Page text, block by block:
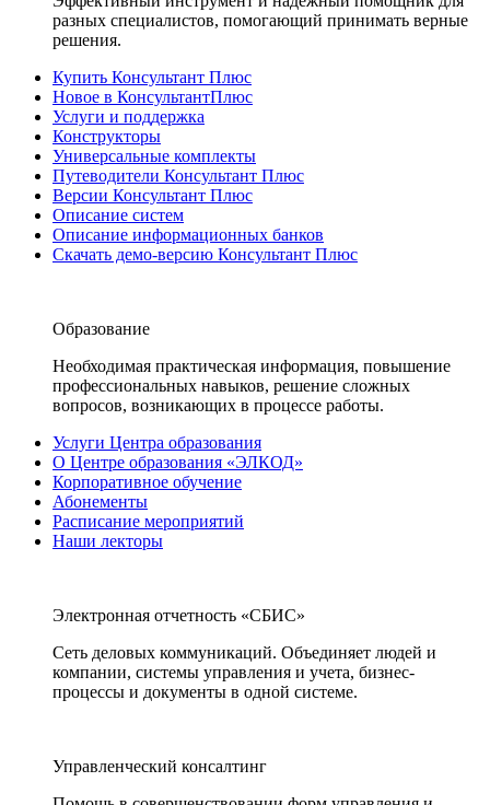
разных специалистов, помогающий принимать верные
решения.
Купить Консультант Плюс
Новое в КонсультантПлюс
Услуги и поддержка
Конструкторы
Универсальные комплекты
Путеводители Консультант Плюс
Версии Консультант Плюс
Описание систем
Описание информационных банков
Скачать демо-версию Консультант Плюс
Образование
Необходимая практическая информация, повышение
профессиональных навыков, решение сложных
вопросов, возникающих в процессе работы.
Услуги Центра образования
О Центре образования «ЭЛКОД»
Корпоративное обучение
Абонементы
Расписание мероприятий
Наши лекторы
Электронная отчетность «СБИС»
Сеть деловых коммуникаций. Объединяет людей и
компании, системы управления и учета, бизнес-
процессы и документы в одной системе.
Управленческий консалтинг